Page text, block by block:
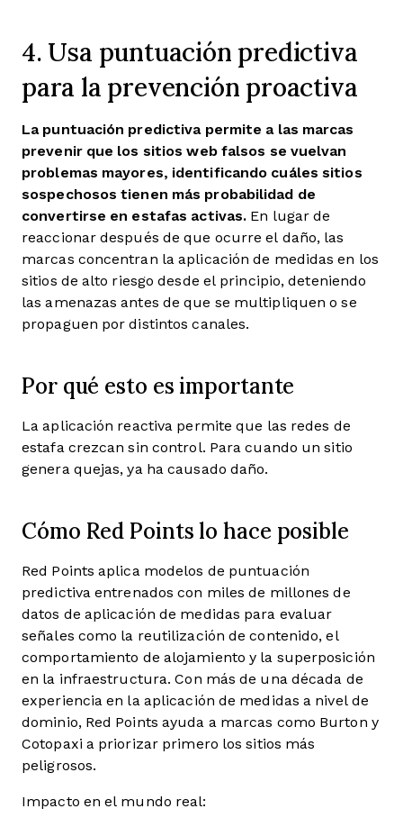
4. Usa puntuación predictiva
para la prevención proactiva
La puntuación predictiva permite a las marcas
prevenir que los sitios web falsos se vuelvan
problemas mayores, identificando cuáles sitios
sospechosos tienen más probabilidad de
convertirse en estafas activas. En lugar de
reaccionar después de que ocurre el daño, las
marcas concentran la aplicación de medidas en los
sitios de alto riesgo desde el principio, deteniendo
las amenazas antes de que se multipliquen o se
propaguen por distintos canales.
Por qué esto es importante
La aplicación reactiva permite que las redes de
estafa crezcan sin control. Para cuando un sitio
genera quejas, ya ha causado daño.
Cómo Red Points lo hace posible
Red Points aplica modelos de puntuación
predictiva entrenados con miles de millones de
datos de aplicación de medidas para evaluar
señales como la reutilización de contenido, el
comportamiento de alojamiento y la superposición
en la infraestructura. Con más de una década de
experiencia en la aplicación de medidas a nivel de
dominio, Red Points ayuda a marcas como Burton y
Cotopaxi a priorizar primero los sitios más
peligrosos.
Impacto en el mundo real: